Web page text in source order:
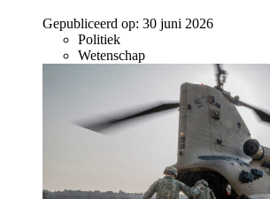
Gepubliceerd op: 30 juni 2026
Politiek
Wetenschap